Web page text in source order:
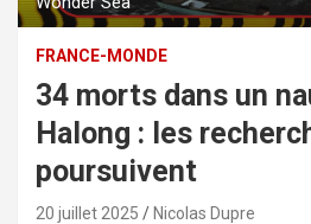
FRANCE-MONDE
34 morts dans un
Halong : les
poursuivent
20 juillet 2025 Nicolas Dupre